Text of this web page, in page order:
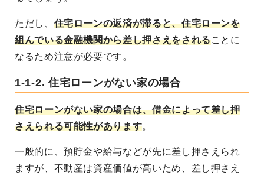
ただし、 住宅ローンの返済が滞ると、住宅ローンを
組んでいる金融機関から差し押さえをされることに
なるため注意が必要です。
1-1-2. 住宅ローンがない家の場合
住宅ローンがない家の場合は、借金によって差し押
さえられる可能性があります。
一般的に、預貯金や給与などが先に差し押さえられ
ますが、不動産は資産価値が高いため、差し押さえ